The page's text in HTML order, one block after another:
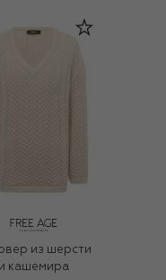
из шерсти
и кашемира